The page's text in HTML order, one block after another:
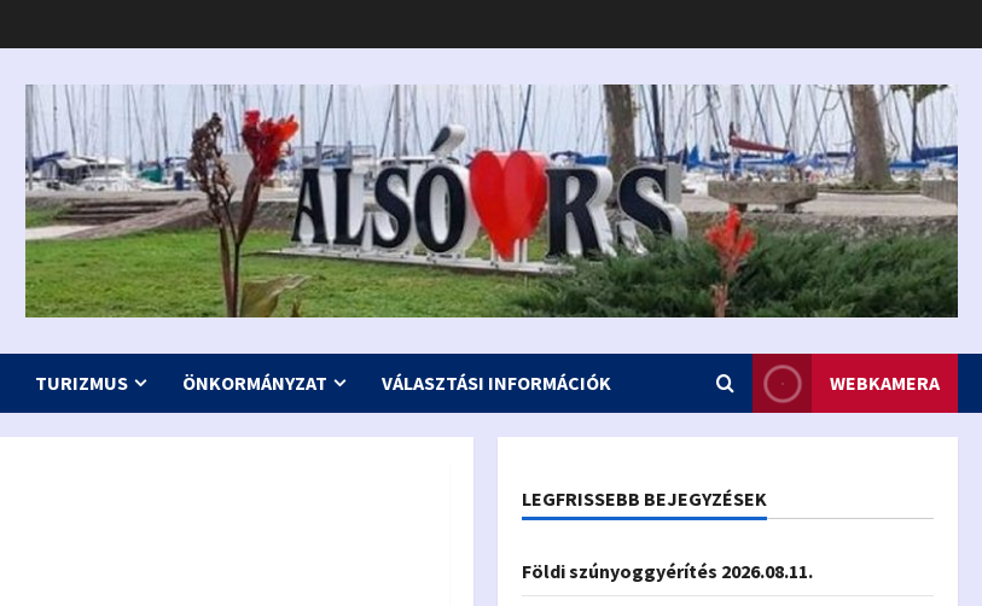
TURIZMUS ÖNKORMÁNYZAT VÁLASZTÁSI INFORMÁCIÓK WEBKAMERA
LEGFRISSEBB BEJEGYZÉSEK
Földi szúnyoggyérítés 2026.08.11.